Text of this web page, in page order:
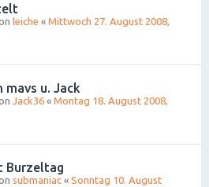
leiche « Mittwoch 27. August 2008,
mavs u. Jack
Jack36 « Montag 18. August 2008,
Burzeltag
submaniac « Sonntag 10. August